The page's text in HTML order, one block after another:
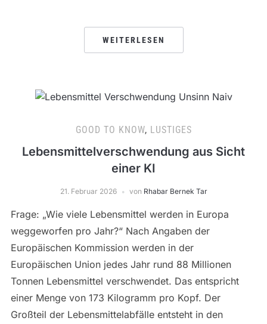
WEITERLESEN
GOOD TO KNOW, LUSTIGES
Lebensmittelverschwendung aus Sicht
einer KI
21. Februar 2026 von Rhabar Bernek Tar
Frage: „Wie viele Lebensmittel werden in Europa
weggeworfen pro Jahr?“ Nach Angaben der
Europäischen Kommission werden in der
Europäischen Union jedes Jahr rund 88 Millionen
Tonnen Lebensmittel verschwendet. Das entspricht
einer Menge von 173 Kilogramm pro Kopf. Der
Großteil der Lebensmittelabfälle entsteht in den